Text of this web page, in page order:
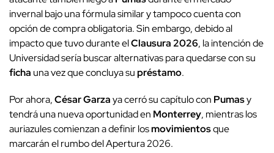
invernal bajo una fórmula similar y tampoco cuenta con
opción de compra obligatoria. Sin embargo, debido al
impacto que tuvo durante elClausura 2026, la intención de
Universidad sería buscar alternativas para quedarse con su
ficha una vez que concluya supréstamo.
Por ahora,César Garzaya cerró su capítulo con Pumasy
tendrá una nueva oportunidad en Monterrey, mientras los
auriazules comienzan a definir losmovimientosque
marcarán el rumbo del Apertura 2026.